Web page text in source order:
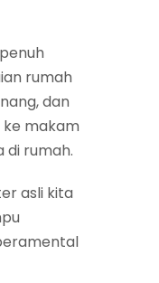
rumah
dan
makam
di rumah.
asli kita